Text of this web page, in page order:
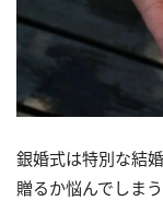
銀婚式は特別な結
贈るか悩んでしま